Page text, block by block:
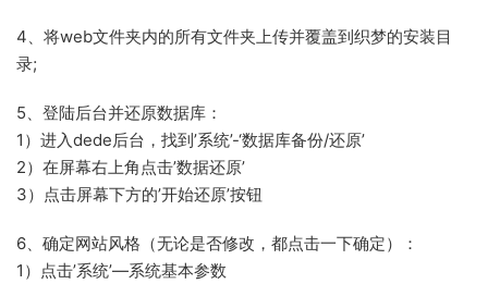
4、将web文件夹内的所有文件夹上传并覆盖到织梦的安装目
录;
5、登陆后台并还原数据库：
1）进入dede后台，找到’系统’-‘数据库备份/还原’
2）在屏幕右上角点击’数据还原’
3）点击屏幕下方的’开始还原’按钮
6、确定网站风格（无论是否修改，都点击一下确定）：
1）点击’系统’—系统基本参数